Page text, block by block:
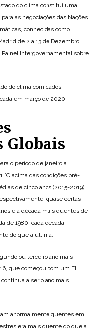
do clima constitui uma
as negociações das Nações
conhecidas como
de 2 a 13 de Dezembro.
Intergovernamental sobre
do clima com dados
em março de 2020.
Globais
o período de janeiro a
°C acima das condições pré-
de cinco anos (2015-2019)
quase certas
e a década mais quentes de
de 1980, cada década
do que a última.
ou terceiro ano mais
que começou com um El
a ser o ano mais
anormalmente quentes em
era mais quente do que a